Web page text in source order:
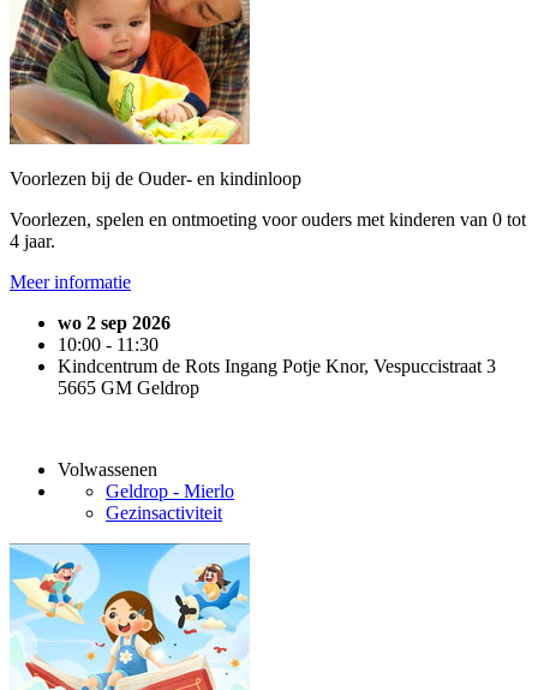
Voorlezen bij de Ouder- en kindinloop
Voorlezen, spelen en ontmoeting voor ouders met kinderen van 0 tot
4 jaar.
Meer informatie
wo 2 sep 2026
10:00 - 11:30
Kindcentrum de Rots Ingang Potje Knor, Vespuccistraat 3
5665 GM Geldrop
Volwassenen
Geldrop - Mierlo
Gezinsactiviteit